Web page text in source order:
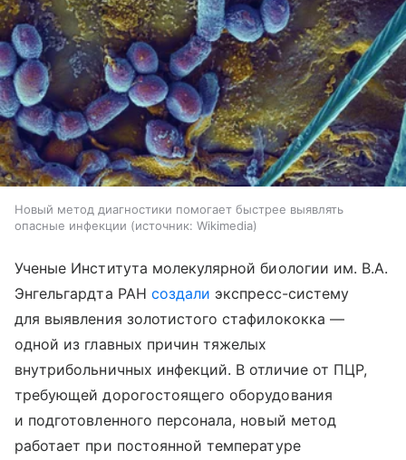
Новый метод диагностики помогает быстрее выявлять
опасные инфекции
источник: Wikimedia
Ученые Института молекулярной биологии им. В.А.
Энгельгардта РАН создали экспресс-систему
для выявления золотистого стафилококка —
одной из главных причин тяжелых
внутрибольничных инфекций. В отличие от ПЦР,
требующей дорогостоящего оборудования
и подготовленного персонала, новый метод
работает при постоянной температуре